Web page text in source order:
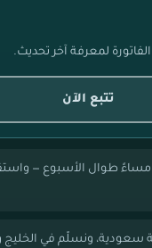
لمعرفة آخر تحديث.
تتبع الآن
من 7 صباحاً حتى 11 مساءً طوال الأسبوع —
سعودية، ونسلّم في الخليج